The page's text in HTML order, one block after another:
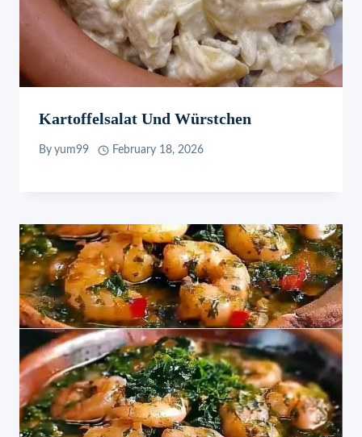
Kartoffelsalat Und Würstchen
By yum99 February 18, 2026